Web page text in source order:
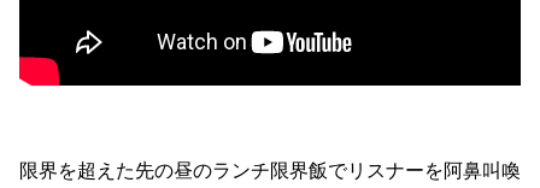
限界を超えた先の昼のランチ限界飯でリスナーを阿鼻叫喚